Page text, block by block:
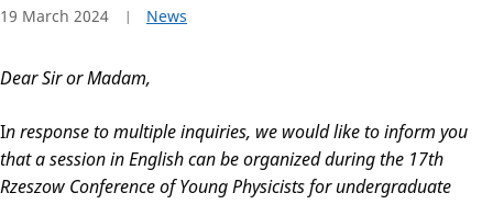
19 March 2024 News
Dear Sir or Madam,
In response to multiple inquiries, we would like to inform you
that a session in English can be organized during the 17th
Rzeszow Conference of Young Physicists for undergraduate